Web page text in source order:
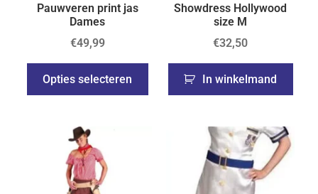
Pauwveren print jas
Dames
€49,99
Opties selecteren
Showdress Hollywood
size M
€32,50
In winkelmand